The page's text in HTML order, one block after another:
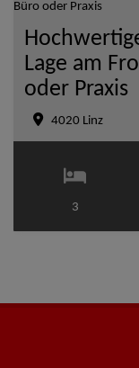
Lage am
oder Praxis
4020 Linz
3